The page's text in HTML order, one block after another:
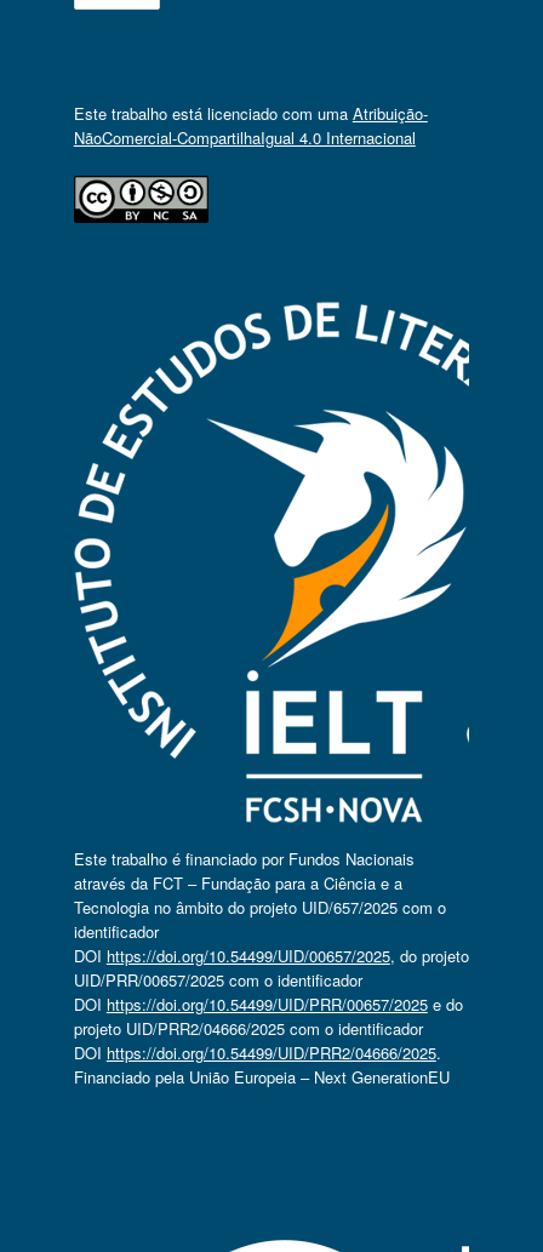
Este trabalho está licenciado com uma Atribuição-
NãoComercial-CompartilhaIgual 4.0 Internacional
Este trabalho é financiado por Fundos Nacionais
através da FCT – Fundação para a Ciência e a
Tecnologia no âmbito do projeto UID/657/2025 com o
identificador
DOI https://doi.org/10.54499/UID/00657/2025, do projeto
UID/PRR/00657/2025 com o identificador
DOI https://doi.org/10.54499/UID/PRR/00657/2025e do
projeto UID/PRR2/04666/2025 com o identificador
DOI https://doi.org/10.54499/UID/PRR2/04666/2025.
Financiado pela União Europeia – Next GenerationEU